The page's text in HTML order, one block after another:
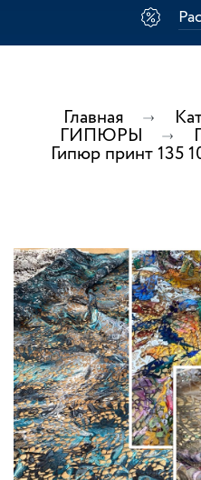
Главная
ГИПЮРЫ
Гипюр принт 135